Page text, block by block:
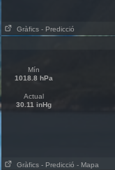
Gràfics - Predicció
Mín
1018.8 hPa
Actual
30.11 inHg
Gràfics - Predicció - Mapa